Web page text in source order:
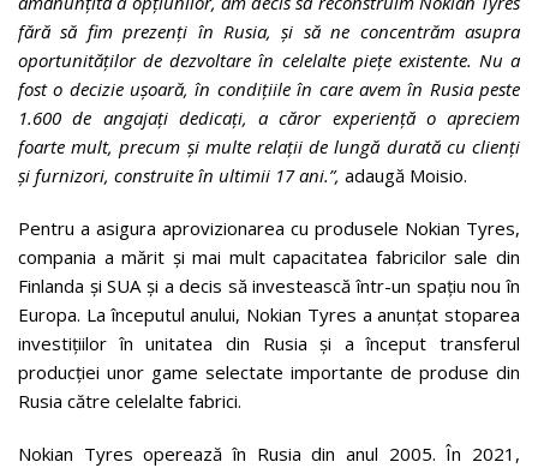
fără să fim prezenți în Rusia, și să ne concentrăm asupra
oportunităților de dezvoltare în celelalte piețe existente. Nu a
fost o decizie ușoară, în condițiile în care avem în Rusia peste
1.600 de angajați dedicați, a căror experiență o apreciem
foarte mult, precum și multe relații de lungă durată cu clienți
și furnizori, construite în ultimii 17 ani.”, adaugă Moisio.
Pentru a asigura aprovizionarea cu produsele Nokian Tyres,
compania a mărit și mai mult capacitatea fabricilor sale din
Finlanda și SUA și a decis să investească într-un spațiu nou în
Europa. La începutul anului, Nokian Tyres a anunțat stoparea
investițiilor în unitatea din Rusia și a început transferul
producției unor game selectate importante de produse din
Rusia către celelalte fabrici.
Nokian Tyres operează în Rusia din anul 2005. În 2021,